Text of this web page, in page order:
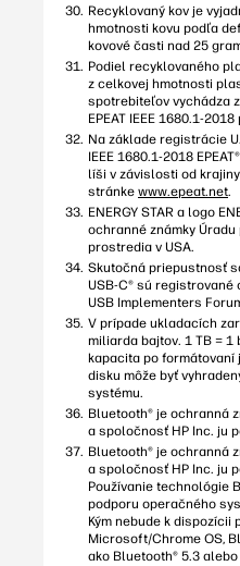
Recyklovaný kov je
hmotnosti kovu podľa
kovové časti nad 25
Podiel recyklovaného
z celkovej hmotnosti
spotrebiteľov vychádza
EPEAT IEEE 1680.1-
Na základe registrácie
IEEE 1680.1-2018
líši v závislosti od
stránke www.epeat.net.
ENERGY STAR a logo
ochranné známky
prostredia v USA.
Skutočná priepustnosť
USB-C® sú
USB Implementers
V prípade ukladacích
miliarda bajtov. 1 TB =
kapacita po formátovaní
disku môže byť
systému.
Bluetooth® je ochranná
a spoločnosť HP Inc. ju
Bluetooth® je ochranná
a spoločnosť HP Inc. ju
Používanie technológie
podporu operačného
Kým nebude k dispozícii
Microsoft/Chrome OS,
ako Bluetooth® 5.3